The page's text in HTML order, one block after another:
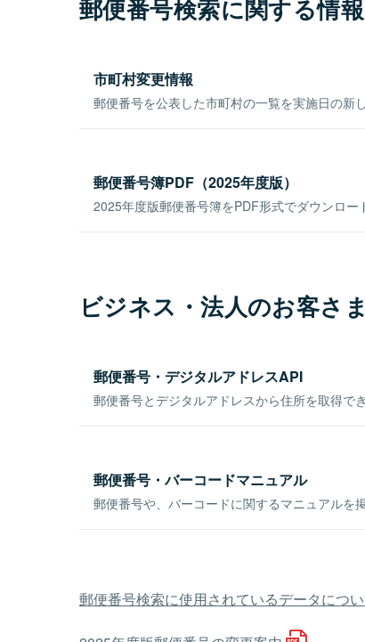
郵便番号検索に関する情報
市町村変更情報
郵便番号を公表した市町村の一覧を実施日の新
郵便番号簿PDF（2025年度版）
2025年度版郵便番号簿をPDF形式でダウンロー
ビジネス・法人のお客さ
郵便番号・デジタルアドレスAPI
郵便番号とデジタルアドレスから住所を取得で
郵便番号・バーコードマニュアル
郵便番号や、バーコードに関するマニュアルを
郵便番号検索に使用されているデータにつ